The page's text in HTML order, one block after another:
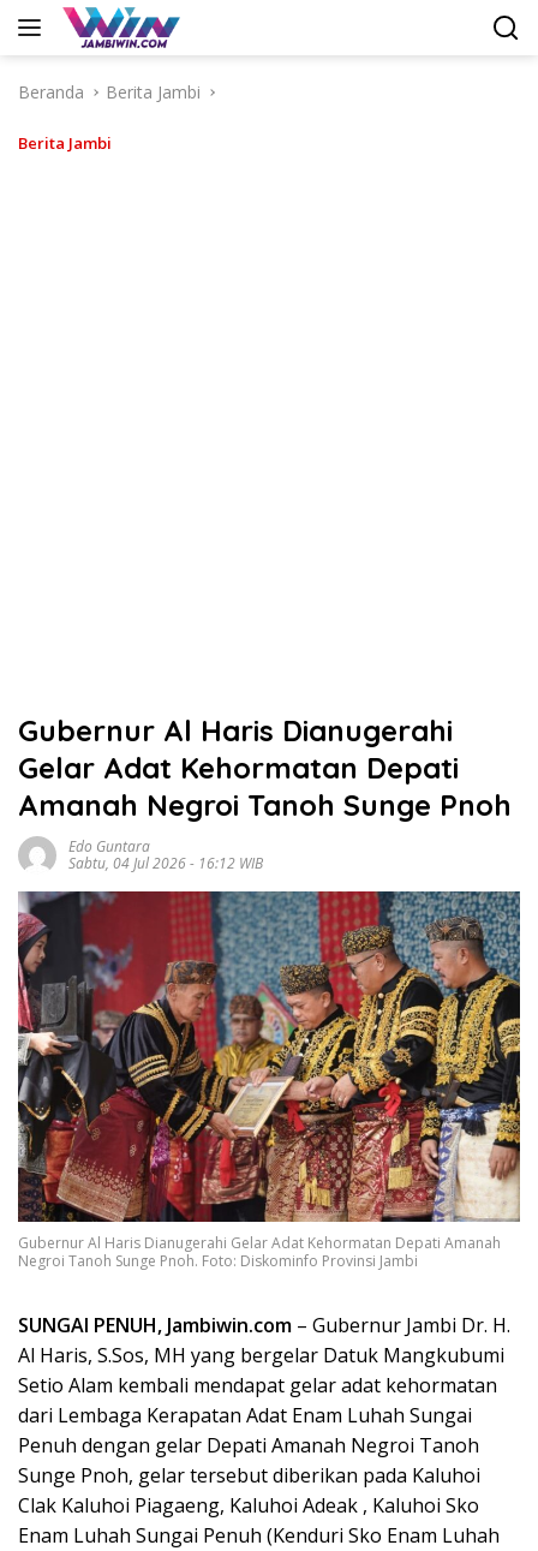
Langsung
Beranda
Berita Jambi
Berita Jambi
Gubernur Al Haris Dianugerahi
Gelar Adat Kehormatan Depati
Amanah Negroi Tanoh Sunge Pnoh
Edo Guntara
Sabtu, 04 Jul 2026 - 16:12 WIB
Gubernur Al Haris Dianugerahi Gelar Adat Kehormatan Depati Amanah
Negroi Tanoh Sunge Pnoh. Foto: Diskominfo Provinsi Jambi
SUNGAI PENUH, Jambiwin.com – Gubernur Jambi Dr. H.
Al Haris, S.Sos, MH yang bergelar Datuk Mangkubumi
Setio Alam kembali mendapat gelar adat kehormatan
dari Lembaga Kerapatan Adat Enam Luhah Sungai
Penuh dengan gelar Depati Amanah Negroi Tanoh
Sunge Pnoh, gelar tersebut diberikan pada Kaluhoi
Clak Kaluhoi Piagaeng, Kaluhoi Adeak , Kaluhoi Sko
Enam Luhah Sungai Penuh (Kenduri Sko Enam Luhah